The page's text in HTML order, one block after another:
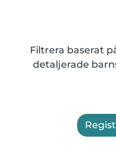
Filtrera baserat
detaljerade